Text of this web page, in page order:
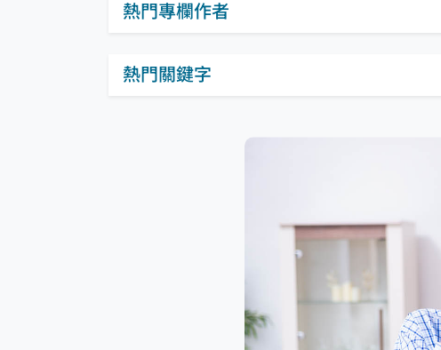
熱門關鍵字
熱門專欄作者